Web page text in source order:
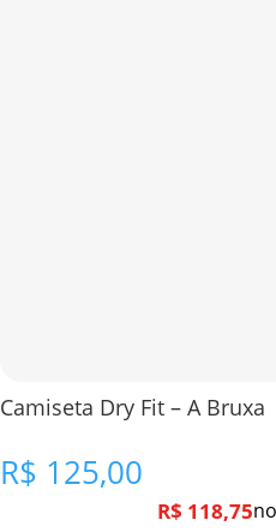
Camiseta Dry Fit – A Bruxa
R$ 125,00
R$ 118,75